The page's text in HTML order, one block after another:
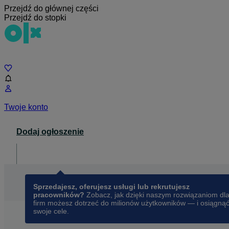
Przejdź do głównej części
Przejdź do stopki
Twoje konto
Dodaj ogłoszenie
Sprzedajesz, oferujesz usługi lub rekrutujesz
pracowników? Zobacz, jak dzięki naszym rozwiązaniom dla
firm możesz dotrzeć do milionów użytkowników — i osiągnąć
swoje cele.